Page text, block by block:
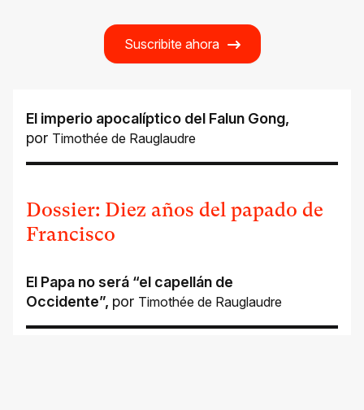
Suscribite ahora
El imperio apocalíptico del Falun Gong,
por Timothée de Rauglaudre
Dossier: Diez años del papado de
Francisco
El Papa no será “el capellán de
Occidente”, por Timothée de Rauglaudre